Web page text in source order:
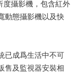
度攝影機，包含紅外
動態攝影機以及快
已成爲生活中不可
售及監視器安裝相